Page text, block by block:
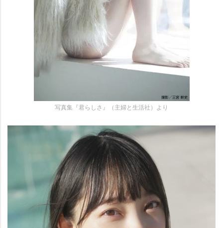
写真集『君らしさ』（主婦と生活社）より